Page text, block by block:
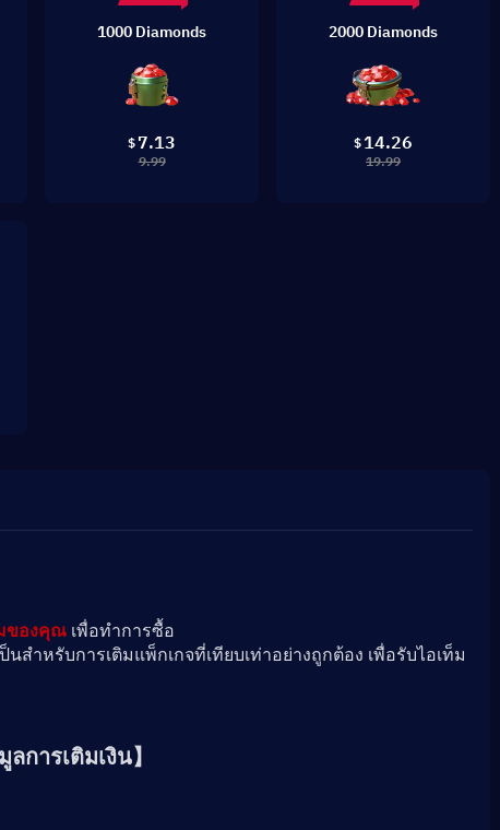
1000 Diamonds
$ 7.13
9.99
2000 Diamonds
$ 14.26
19.99
ของคุณ เพื่อทำการซื้อ
ำหรับการเติมแพ็กเกจที่เทียบเท่าอย่างถูกต้อง เพื่อรับไอเท็ม
การเติมเงิน】